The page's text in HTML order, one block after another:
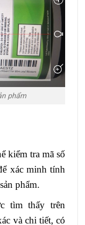
phẩm
kiểm tra mã số
xác minh tính
phẩm.
tìm thấy trên
và chi tiết, có